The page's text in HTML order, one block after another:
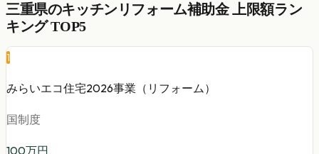
三重県のキッチンリフォーム補助金 上限額ラン
キング TOP5
1
みらいエコ住宅2026事業（リフォーム）
国制度
100万円